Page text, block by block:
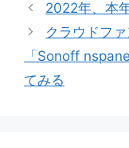
リ
ー
2022年、本
クラウドフ
「Sonoff
てみる